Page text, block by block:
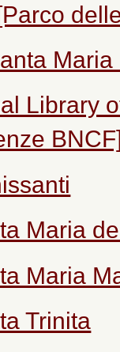
Library
Maria
Maria
Trinita